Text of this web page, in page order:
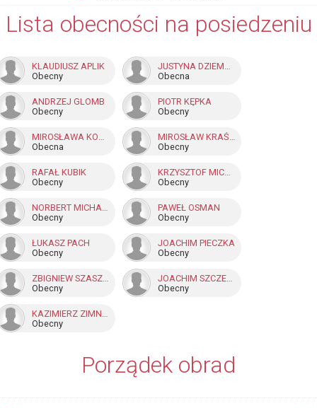
Lista obecności na posiedzeniu
KLAUDIUSZ APLIK
Obecny
JUSTYNA DZIEMBA
Obecna
ANDRZEJ GLOMB
Obecny
PIOTR KĘPKA
Obecny
MIROSŁAWA KONKA - GIZICKA
Obecna
MIROSŁAW KRAŚNIANKA
Obecny
RAFAŁ KUBIK
Obecny
KRZYSZTOF MICHALCZOK
Obecny
NORBERT MICHALIK
Obecny
PAWEŁ OSMAN
Obecny
ŁUKASZ PACH
Obecny
JOACHIM PIECZKA
Obecny
ZBIGNIEW SZASZKOWSKI
Obecny
JOACHIM SZCZEPONIK
Obecny
KAZIMIERZ ZIMNOWODZKI
Obecny
Porządek obrad